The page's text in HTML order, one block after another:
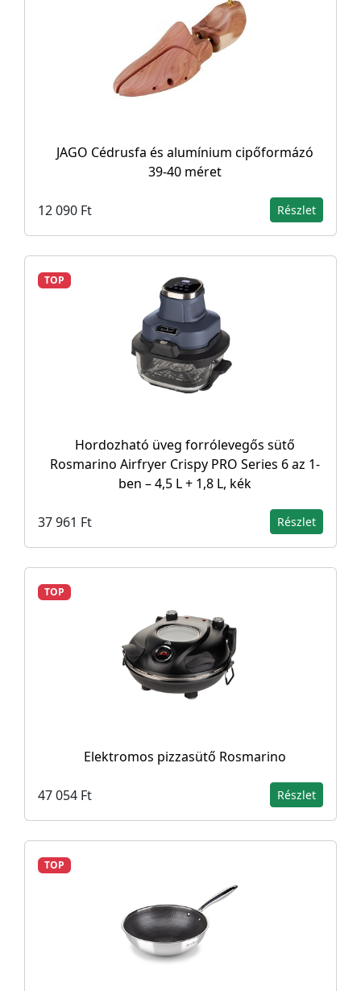
JAGO Cédrusfa és alumínium cipőformázó
39-40 méret
12 090 Ft Részlet
TOP
Hordozható üveg forrólevegős sütő
Rosmarino Airfryer Crispy PRO Series 6 az 1-
ben – 4,5 L + 1,8 L, kék
37 961 Ft Részlet
TOP
Elektromos pizzasütő Rosmarino
47 054 Ft Részlet
TOP